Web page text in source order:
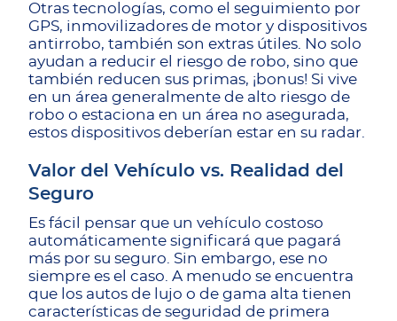
Otras tecnologías, como el seguimiento por
GPS, inmovilizadores de motor y dispositivos
antirrobo, también son extras útiles. No solo
ayudan a reducir el riesgo de robo, sino que
también reducen sus primas, ¡bonus! Si vive
en un área generalmente de alto riesgo de
robo o estaciona en un área no asegurada,
estos dispositivos deberían estar en su radar.
Valor del Vehículo vs. Realidad del
Seguro
Es fácil pensar que un vehículo costoso
automáticamente significará que pagará
más por su seguro. Sin embargo, ese no
siempre es el caso. A menudo se encuentra
que los autos de lujo o de gama alta tienen
características de seguridad de primera